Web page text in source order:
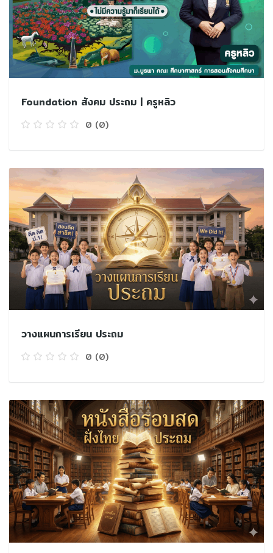
Foundation สังคม ประถม | ครูหลิว
0 (0)
วางแผนการเรียน ประถม
0 (0)